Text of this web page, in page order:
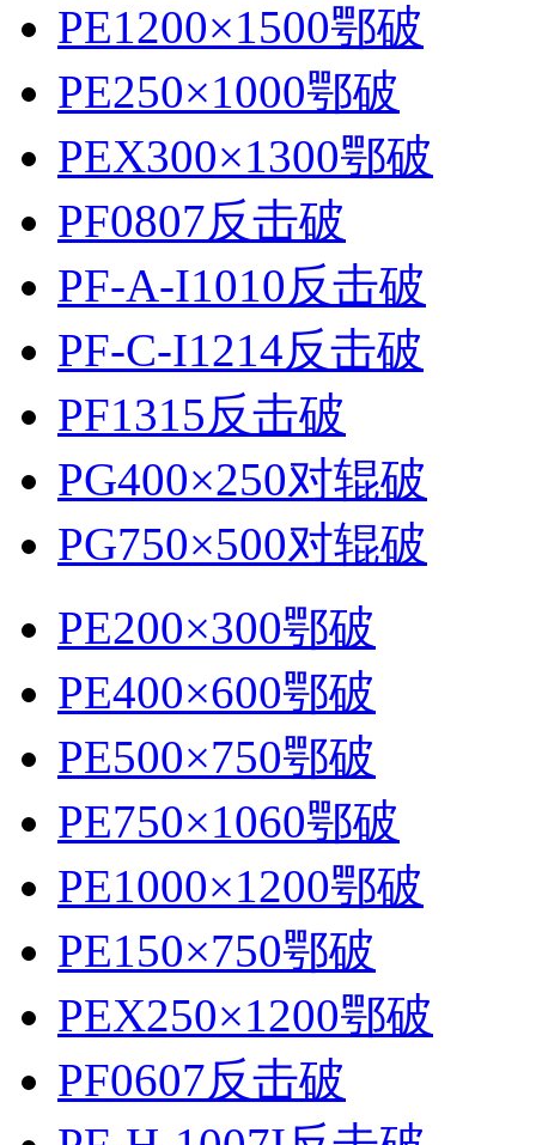
PE1200×1500鄂破
PE250×1000鄂破
PEX300×1300鄂破
PF0807反击破
PF-A-I1010反击破
PF-C-I1214反击破
PF1315反击破
PG400×250对辊破
PG750×500对辊破
PE200×300鄂破
PE400×600鄂破
PE500×750鄂破
PE750×1060鄂破
PE1000×1200鄂破
PE150×750鄂破
PEX250×1200鄂破
PF0607反击破